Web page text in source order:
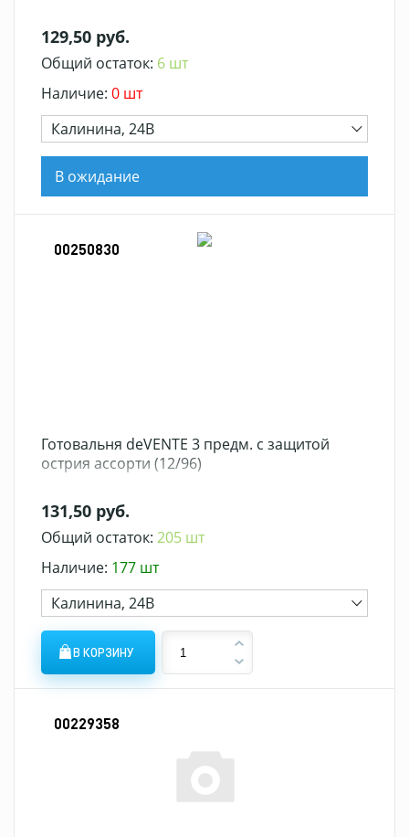
129,50 руб.
Общий остаток: 6 шт
Наличие: 0 шт
Калинина, 24В
В ожидание
00250830
Готовальня deVENTE 3 предм. с защитой
острия ассорти (12/96)
131,50 руб.
Общий остаток: 205 шт
Наличие: 177 шт
Калинина, 24В
В КОРЗИНУ
00229358